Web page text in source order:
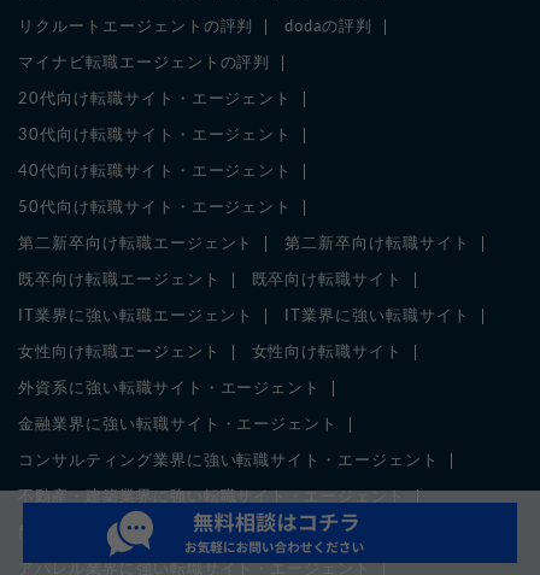
リクルートエージェントの評判 dodaの評判
マイナビ転職エージェントの評判
20代向け転職サイト・エージェント
30代向け転職サイト・エージェント
40代向け転職サイト・エージェント
50代向け転職サイト・エージェント
第二新卒向け転職エージェント 第二新卒向け転職サイト
既卒向け転職エージェント 既卒向け転職サイト
IT業界に強い転職エージェント IT業界に強い転職サイト
女性向け転職エージェント 女性向け転職サイト
外資系に強い転職サイト・エージェント
金融業界に強い転職サイト・エージェント
コンサルティング業界に強い転職サイト・エージェント
飲食業界に強い転職サイト・エージェント